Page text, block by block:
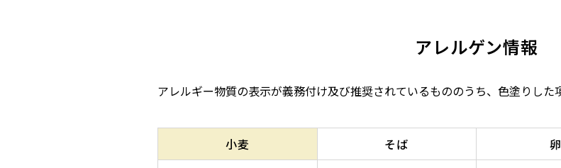
アレルゲン情報
アレルギー物質の表示が義務付け及び推奨されているもののうち、色塗りし
小麦 そば 卵